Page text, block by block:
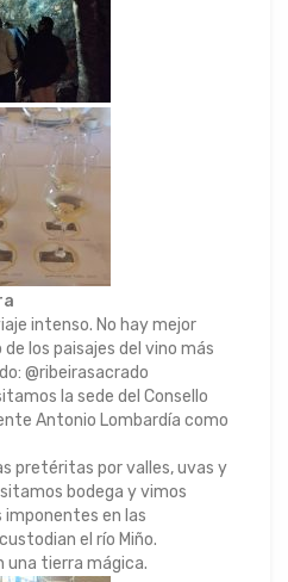
intenso. No hay mejor
los paisajes del vino más
@ribeirasacrado
la sede del Consello
Antonio Lombardía como
pretéritas por valles, uvas y
bodega y vimos
imponentes en las
el río Miño.
una tierra mágica.